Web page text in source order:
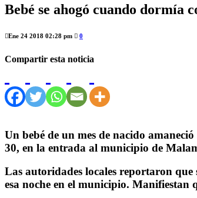
Bebé se ahogó cuando dormía
Ene 24 2018 02:28 pm 0
Compartir esta noticia
Un bebé de un mes de nacido
30, en la entrada al municipio de
Las autoridades locales reportaron
esa noche en el municipio. Manifiestan